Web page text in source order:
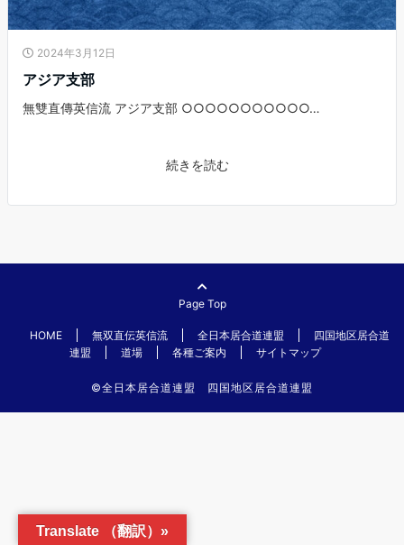
2024年3月12日
アジア支部
無雙直傳英信流 アジア支部 ○○○○○○○○○○○…
続きを読む
Page Top
HOME 無双直伝英信流 全日本居合道連盟
四国地区居合道
連盟
道場 各種ご案内 サイトマップ
©️全日本居合道連盟 四国地区居合道連盟
Translate （翻訳）»